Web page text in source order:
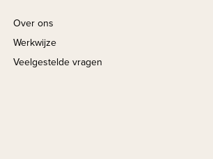
Over ons
Werkwijze
Veelgestelde vragen